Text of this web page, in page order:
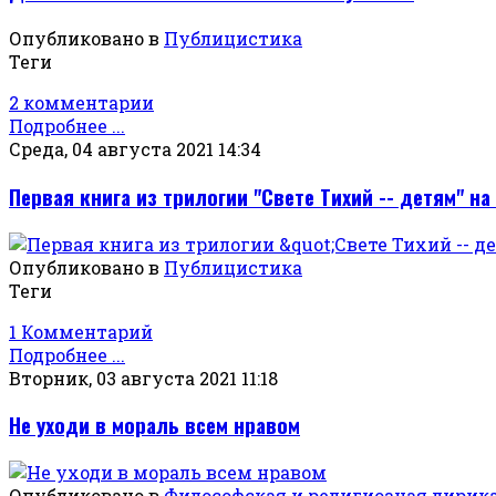
Опубликовано в Публицистика
Теги
2 комментарии
Подробнее ...
Среда, 04 августа 2021 14:34
Первая книга из трилогии "Свете Тихий -- детям" на
Опубликовано в Публицистика
Теги
1 Комментарий
Подробнее ...
Вторник, 03 августа 2021 11:18
Не уходи в мораль всем нравом